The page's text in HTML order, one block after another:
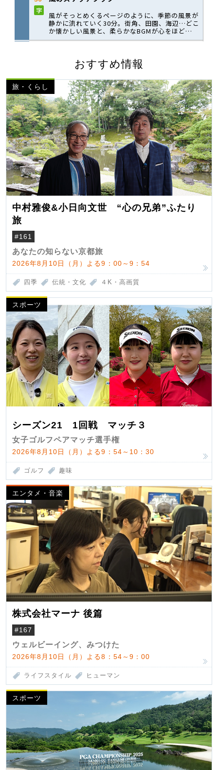
おすすめ情報
旅・くらし
中村雅俊&小日向文世 “心の兄弟”ふたり
旅
#161
あなたの知らない京都旅
2026年8月10日（月）よる9：00～9：54
四季 伝統・文化 ４K・高画質
スポーツ
シーズン21 1回戦 マッチ３
女子ゴルフペアマッチ選手権
2026年8月10日（月）よる9：54～10：30
ゴルフ 趣味
エンタメ・音楽
株式会社マーナ 後篇
#167
ウェルビーイング、みつけた
2026年8月10日（月）よる8：54～9：00
ライフスタイル ヒューマン
スポーツ